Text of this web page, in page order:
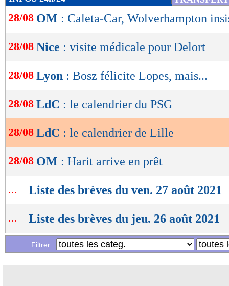
de
lecture
OK
28/08 OM : Caleta-Car, Wolverhampton
28/08 Nice : visite médicale pour Delort
28/08 Lyon : Bosz félicite Lopes, mais...
28/08 LdC : le calendrier du PSG
28/08 LdC : le calendrier de Lille
28/08 OM : Harit arrive en prêt
... Liste des brèves du ven. 27 août 2021
... Liste des brèves du jeu. 26 août 2021
Filtrer :